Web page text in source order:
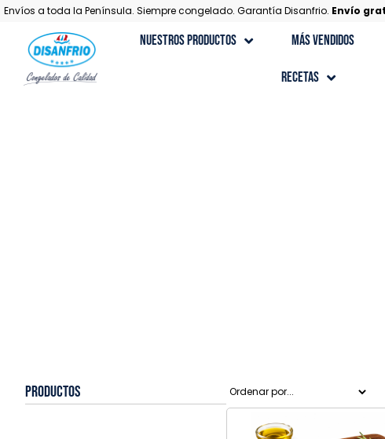
Envíos a toda la Península. Siempre congelado. Garantía Disanfrio. Envío
Nuestros Productos Más Vendidos
Recetas
Productos